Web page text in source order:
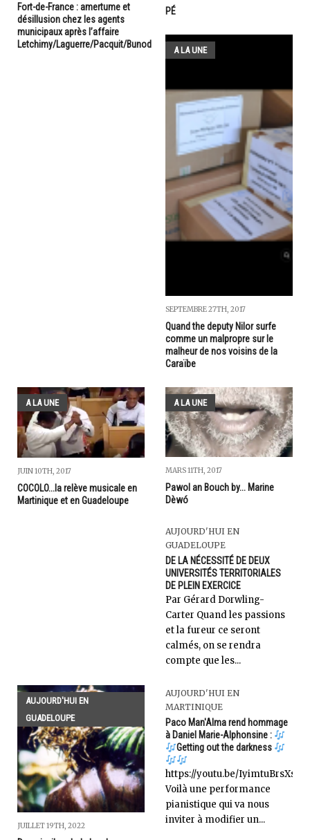
Fort-de-France : amertume et
désillusion chez les agents
municipaux après l’affaire
Letchimy/Laguerre/Pacquit/Bunod
PÉ
A LA UNE
SEPTEMBRE 27TH, 2017
Quand the deputy Nilor surfe
comme un malpropre sur le
malheur de nos voisins de la
Caraïbe
A LA UNE
JUIN 10TH, 2017
COCOLO...la relève musicale en
Martinique et en Guadeloupe
A LA UNE
MARS 11TH, 2017
Pawol an Bouch by... Marine
Dèwó
AUJOURD'HUI EN
GUADELOUPE
DE LA NÉCESSITÉ DE DEUX
UNIVERSITÉS TERRITORIALES
DE PLEIN EXERCICE
Par Gérard Dorwling-
Carter Quand les passions
et la fureur ce seront
calmés, on se rendra
compte que les...
AUJOURD'HUI EN
GUADELOUPE
JUILLET 19TH, 2022
AUJOURD'HUI EN
MARTINIQUE
Paco Man'Alma rend hommage
à Daniel Marie-Alphonsine :
Getting out the darkness
https://youtu.be/IyimtuBrsXs
Voilà une performance
pianistique qui va nous
inviter à modifier un...